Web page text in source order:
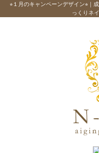
⭐︎１月のキャンペーンデザイン⭐︎
っくりネ